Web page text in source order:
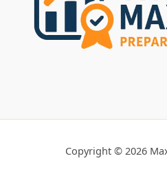
Copyright © 2026